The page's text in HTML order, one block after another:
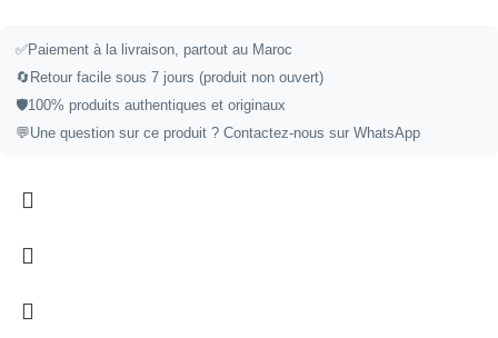
✅Paiement à la livraison, partout au Maroc
🔄 Retour facile sous 7 jours (produit non ouvert)
🛡️100% produits authentiques et originaux
💬Une question sur ce produit ? Contactez-nous sur WhatsApp